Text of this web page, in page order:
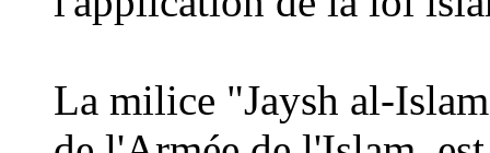
La milice "Jaysh al-